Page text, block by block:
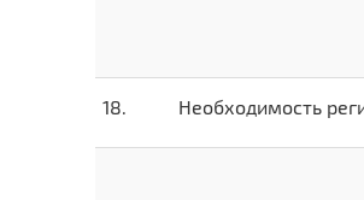
Необходимость